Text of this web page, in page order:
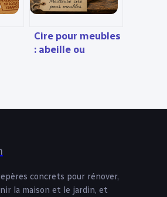
Cire pour meubles
: abeille ou
concrets pour rénover,
la maison et le jardin, et